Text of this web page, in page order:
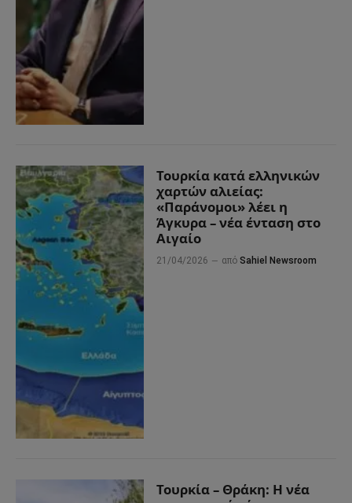
Τουρκία κατά ελληνικών
χαρτών αλιείας:
«Παράνομοι» λέει η
Άγκυρα – νέα ένταση στο
Αιγαίο
21/04/2026 από Sahiel Newsroom
Τουρκία – Θράκη: Η νέα